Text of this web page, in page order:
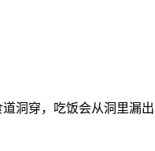
洞穿，吃饭会从洞里漏